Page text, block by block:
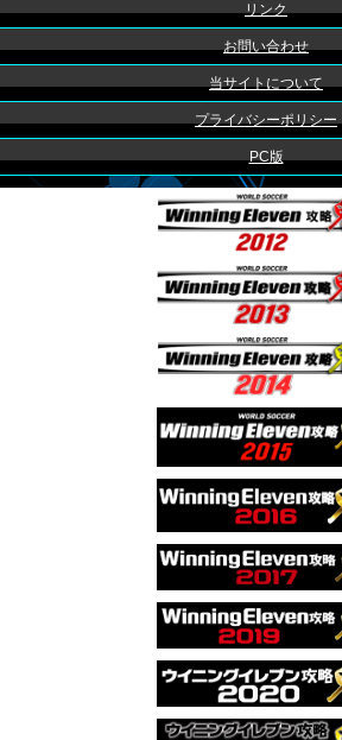
リンク
お問い合わせ
当サイトについて
プライバシーポリシー
PC版